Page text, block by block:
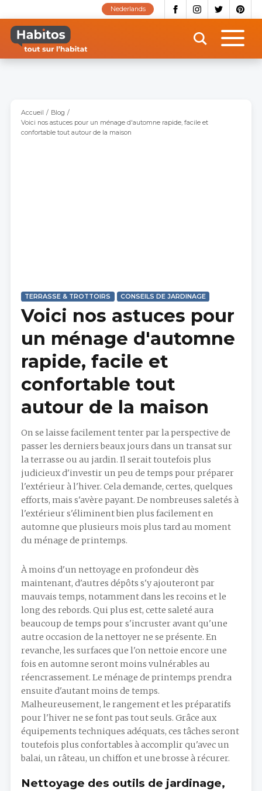
contenu
principal
Nederlands
Accueil
Blog
Voici nos astuces pour un ménage d'automne rapide, facile et
confortable tout autour de la maison
TERRASSE & TROTTOIRS CONSEILS DE JARDINAGE
Voici nos astuces pour
un ménage d'automne
rapide, facile et
confortable tout
autour de la maison
On se laisse facilement tenter par la perspective de
passer les derniers beaux jours dans un transat sur
la terrasse ou au jardin. Il serait toutefois plus
judicieux d'investir un peu de temps pour préparer
l'extérieur à l'hiver. Cela demande, certes, quelques
efforts, mais s'avère payant. De nombreuses saletés à
l'extérieur s'éliminent bien plus facilement en
automne que plusieurs mois plus tard au moment
du ménage de printemps.
À moins d'un nettoyage en profondeur dès
maintenant, d'autres dépôts s'y ajouteront par
mauvais temps, notamment dans les recoins et le
long des rebords. Qui plus est, cette saleté aura
beaucoup de temps pour s'incruster avant qu'une
autre occasion de la nettoyer ne se présente. En
revanche, les surfaces que l'on nettoie encore une
fois en automne seront moins vulnérables au
réencrassement. Le ménage de printemps prendra
ensuite d'autant moins de temps.
Malheureusement, le rangement et les préparatifs
pour l'hiver ne se font pas tout seuls. Grâce aux
équipements techniques adéquats, ces tâches seront
toutefois plus confortables à accomplir qu'avec un
balai, un râteau, un chiffon et une brosse à récurer.
Nettoyage des outils de jardinage,